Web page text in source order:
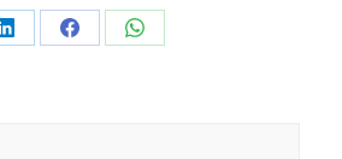
PartagerPartagerPartager